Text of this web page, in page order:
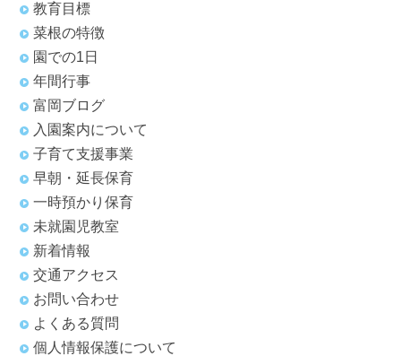
教育目標
菜根の特徴
園での1日
年間行事
富岡ブログ
入園案内について
子育て支援事業
早朝・延長保育
一時預かり保育
未就園児教室
新着情報
交通アクセス
お問い合わせ
よくある質問
個人情報保護について